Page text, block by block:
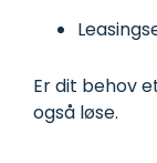
Er dit behov
også løse.